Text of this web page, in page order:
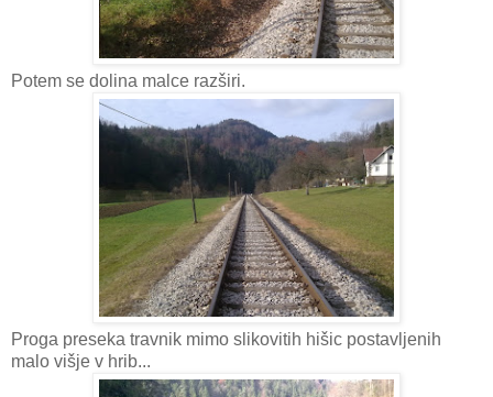
Potem se dolina malce razširi.
Proga preseka travnik mimo slikovitih hišic postavljenih
malo višje v hrib...